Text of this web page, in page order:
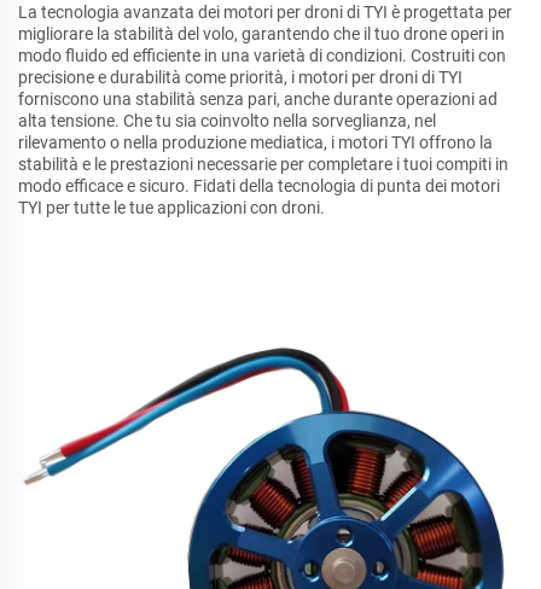
La tecnologia avanzata dei motori per droni di TYI è progettata per
migliorare la stabilità del volo, garantendo che il tuo drone operi in
modo fluido ed efficiente in una varietà di condizioni. Costruiti con
precisione e durabilità come priorità, i motori per droni di TYI
forniscono una stabilità senza pari, anche durante operazioni ad
alta tensione. Che tu sia coinvolto nella sorveglianza, nel
rilevamento o nella produzione mediatica, i motori TYI offrono la
stabilità e le prestazioni necessarie per completare i tuoi compiti in
modo efficace e sicuro. Fidati della tecnologia di punta dei motori
TYI per tutte le tue applicazioni con droni.